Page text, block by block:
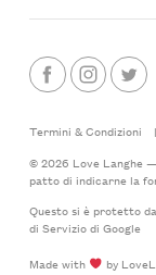
Termini & Condizioni |
© 2026 Love Langhe
patto di indicarne la
Questo si è protetto
di Serviziodi Google
Made with
by